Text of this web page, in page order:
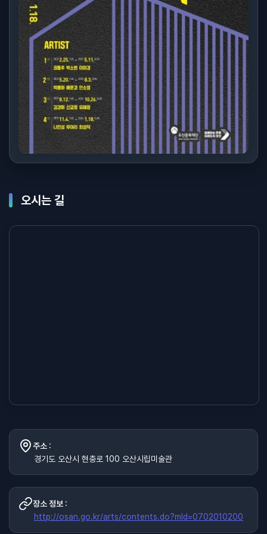
오시는 길
주소 :
경기도 오산시 현충로 100 오산시립미술관
장소 정보 :
http://osan.go.kr/arts/contents.do?mId=0702010200